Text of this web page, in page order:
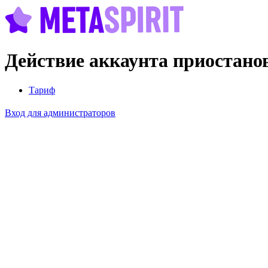
Действие аккаунта
Тариф
Вход для администраторов